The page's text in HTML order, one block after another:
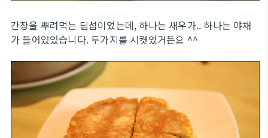
간장을 뿌려먹는 딤섬이었는데, 하나는 새우가.. 하나는 야채
가 들어있었습니다. 두가지를 시켯었거든요 ^^